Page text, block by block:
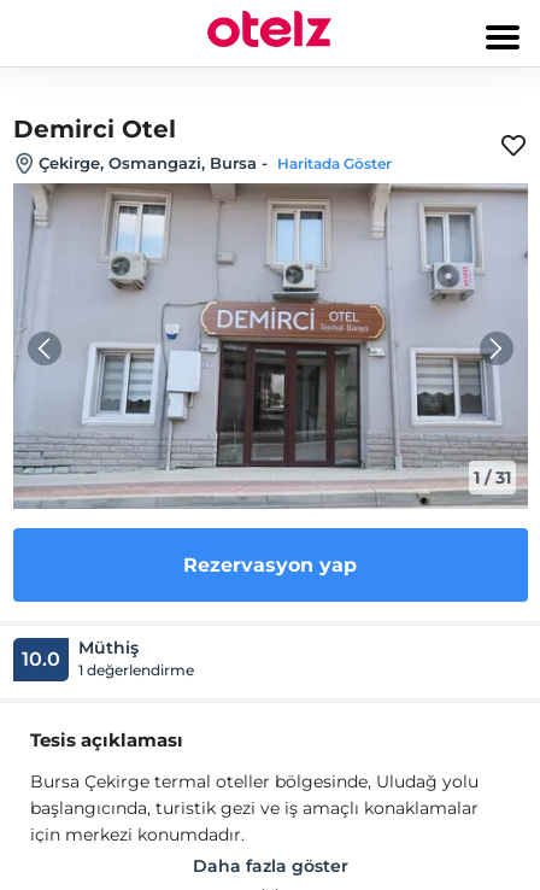
Demirci Otel
Çekirge, Osmangazi, Bursa - Haritada Göster
1 /31
Rezervasyon yap
10.0 Müthiş
1 değerlendirme
Tesis açıklaması
Bursa Çekirge termal oteller bölgesinde, Uludağ yolu
başlangıcında, turistik gezi ve iş amaçlı konaklamalar
için merkezi konumdadır.
Otelimiz tarihi kayıtlı binada, iki adet termal Türk
Daha fazla göster